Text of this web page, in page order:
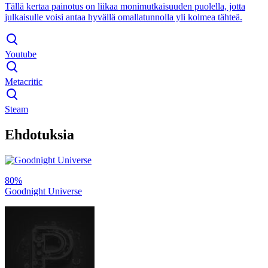
Tällä kertaa painotus on liikaa monimutkaisuuden puolella, jotta
julkaisulle voisi antaa hyvällä omallatunnolla yli kolmea tähteä.
Youtube
Metacritic
Steam
Ehdotuksia
80%
Goodnight Universe